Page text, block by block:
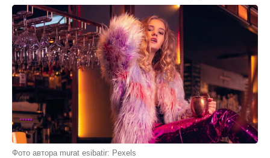
Фото автора murat esibatir: Pexels